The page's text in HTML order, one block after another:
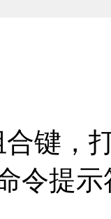
合键，
令提